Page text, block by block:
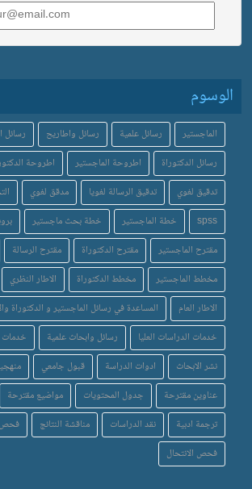
الوسوم
الماجستير رسائل علمية رسائل واطاريح
رسائل
رسائل الدكتوراة
اطروحة الماجستير اطروحة
تدقيق لغوي
تدقيق الرسالة لغويا مدقق لغوي
spss
خطة الماجستير خطة بحث ماجستير
مقترح الماجستير
مقترح الدكتوراة مقترح الرسالة
مخطط الماجستير
مخطط الدكتوراة الاطار النظري
الاطار العام
المساعدة في رسائل الماجستير و الدكتوراة
خدمات الدراسات العليا
رسائل وابحاث علمية
خدمات
نشر الابحاث
ادوات الدراسة قبول جامعي
عناوين مقترحة
جدول المحتويات مواضيع مقترحة
ترجمة ادبية
نقد الدراسات مناقشة النتائج
فحص
فحص الانتحال